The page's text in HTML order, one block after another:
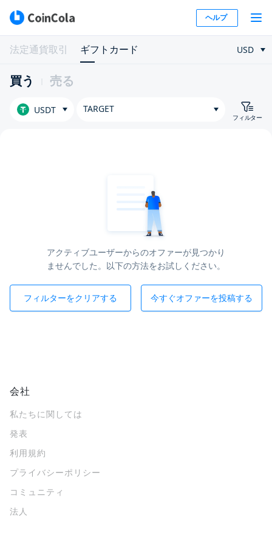
ヘルプ
法定通貨取引 ギフトカード USD
買う 売る
USDT TARGET
フィルター
アクティブユーザーからのオファーが見つかり
ませんでした。以下の方法をお試しください。
フィルターをクリアする 今すぐオファーを投稿する
会社
私たちに関しては
発表
利用規約
プライバシーポリシー
コミュニティ
法人